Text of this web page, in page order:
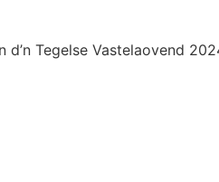
Tegelse Vastelaovend